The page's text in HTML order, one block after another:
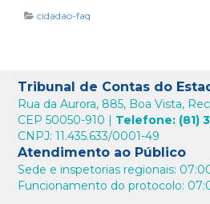
cidadao-faq
Tribunal de Contas do
Rua da Aurora, 885, Boa Vista,
CEP 50050-910 | Telefone: (81)
CNPJ: 11.435.633/0001-49
Atendimento ao Público
Sede e inspetorias regionais:
Funcionamento do protocolo: